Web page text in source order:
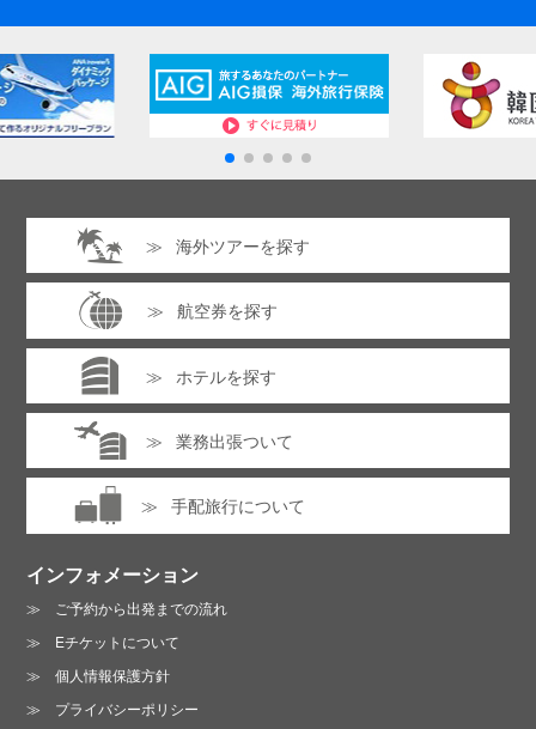
海外ツアーを探す
航空券を探す
ホテルを探す
業務出張ついて
手配旅行について
インフォメーション
ご予約から出発までの流れ
Eチケットについて
個人情報保護方針
プライバシーポリシー